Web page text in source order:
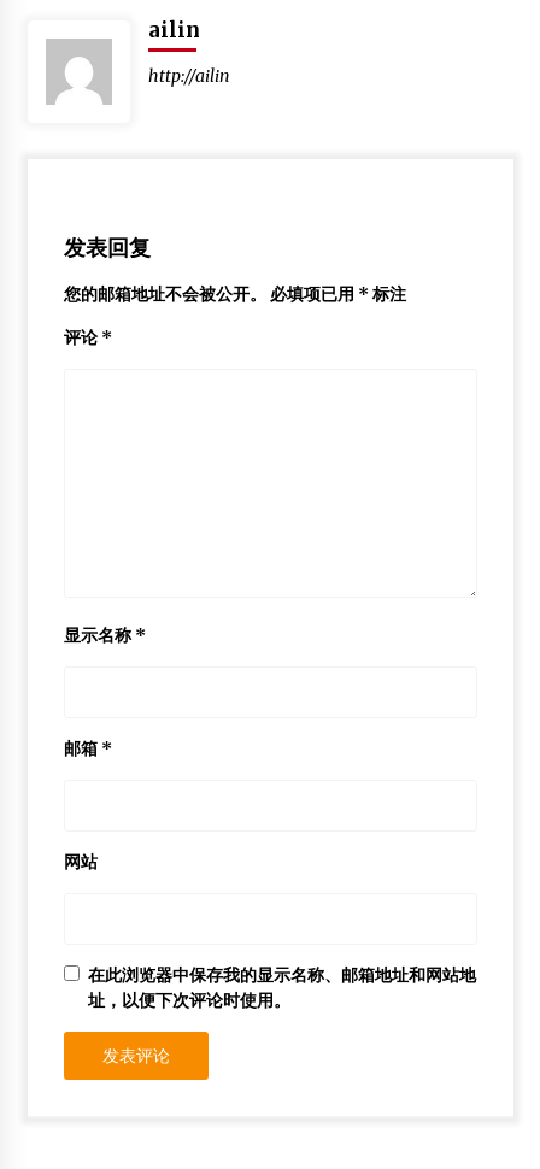
ailin
http://ailin
发表回复
您的邮箱地址不会被公开。 必填项已用 * 标注
评论 *
显示名称 *
邮箱 *
网站
在此浏览器中保存我的显示名称、邮箱地址和网站地
址，以便下次评论时使用。